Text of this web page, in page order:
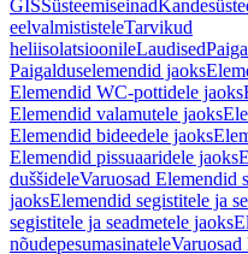
GISSüsteemiseinad
eelvalmististeleTarvikud
heliisolatsioonileLaudised
Paigalduselemendid jaoks
Elemendid WC-pottidele jaoks
Elemendid valamutele jaoks
Elemendid bideedele jaoks
Elemendid pissuaaridele jaoks
duššideleVaruosad Elemendid
jaoksElemendid segistitele ja
segistitele ja seadmetele jaoks
nõudepesumasinateleVaruosad